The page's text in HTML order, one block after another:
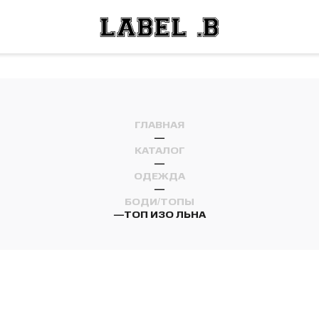
ГЛАВНАЯ
—
КАТАЛОГ
—
ОДЕЖДА
—
БОДИ/ТОПЫ
—ТОП ИЗО ЛЬНА